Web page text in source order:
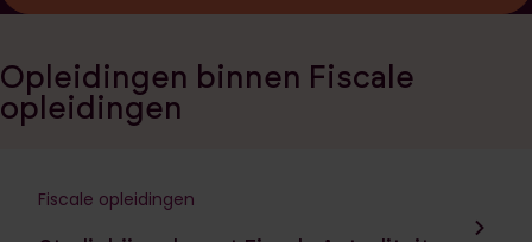
Opleidingen binnen Fiscale
opleidingen
Fiscale opleidingen